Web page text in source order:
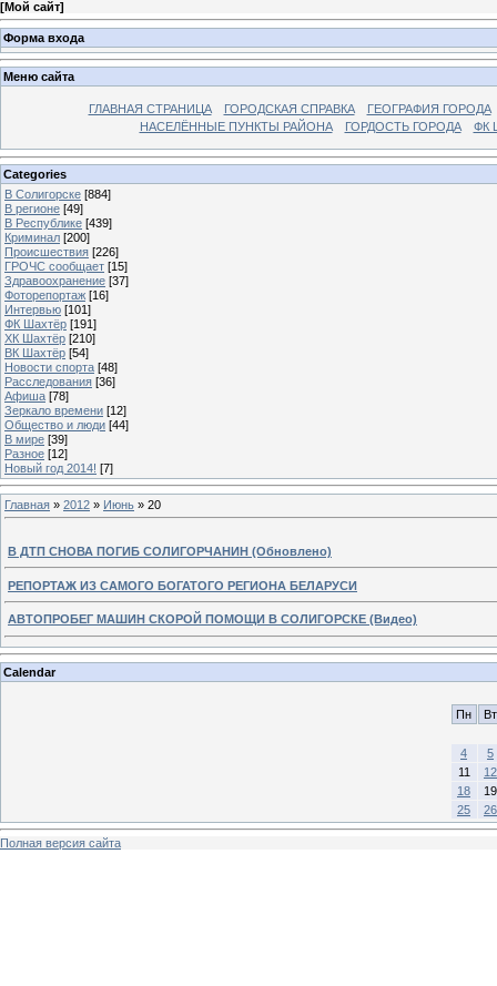
[Мой сайт]
Форма входа
Меню сайта
ГЛАВНАЯ СТРАНИЦА ГОРОДСКАЯ СПРАВКА
ГЕОГРАФИЯ ГОРОДА
НАСЕЛЁННЫЕ ПУНКТЫ РАЙОНА
ГОРДОСТЬ ГОРОДА ФК
Categories
В Солигорске [884]
В регионе [49]
В Республике [439]
Криминал [200]
Происшествия [226]
ГРОЧС сообщает [15]
Здравоохранение [37]
Фоторепортаж [16]
Интервью [101]
ФК Шахтёр [191]
ХК Шахтёр [210]
ВК Шахтёр [54]
Новости спорта [48]
Расследования [36]
Афиша [78]
Зеркало времени [12]
Общество и люди [44]
В мире [39]
Разное [12]
Новый год 2014! [7]
Главная » 2012 » Июнь » 20
В ДТП СНОВА ПОГИБ СОЛИГОРЧАНИН (Обновлено)
РЕПОРТАЖ ИЗ САМОГО БОГАТОГО РЕГИОНА БЕЛАРУСИ
АВТОПРОБЕГ МАШИН СКОРОЙ ПОМОЩИ В СОЛИГОРСКЕ (Видео)
Calendar
Пн Вт
4
5
11
12
18
19
25
26
Полная версия сайта